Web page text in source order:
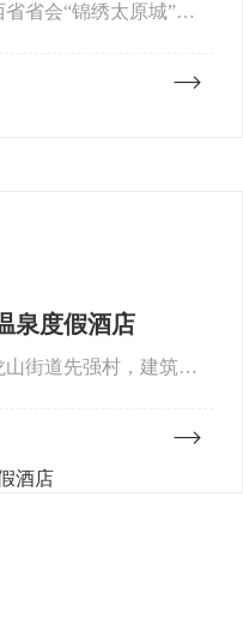
省会“锦绣太原城”，
城市地铁2号线龙城公
泉度假酒店
街道先强村，建筑总
至尊服务中心，温泉